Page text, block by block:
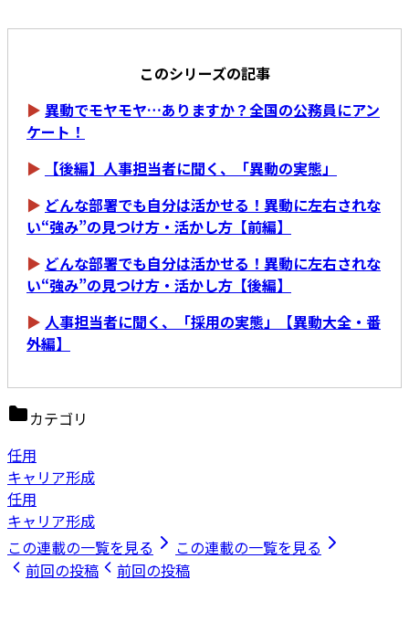
このシリーズの記事
▶ 異動でモヤモヤ…ありますか？全国の公務員にアン
ケート！
▶
【後編】人事担当者に聞く、「異動の実態」
▶ どんな部署でも自分は活かせる！異動に左右されな
い“強み”の見つけ方・活かし方【前編】
▶ どんな部署でも自分は活かせる！異動に左右されな
い“強み”の見つけ方・活かし方【後編】
▶ 人事担当者に聞く、「採用の実態」【異動大全・番
外編】
カテゴリ
任用
キャリア形成
任用
キャリア形成
この連載の一覧を見る
この連載の一覧を見る
前回の投稿
前回の投稿